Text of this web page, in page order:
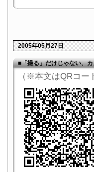
2005年05月27日
■「撮る」だけじゃない、
（※本文はQRコー